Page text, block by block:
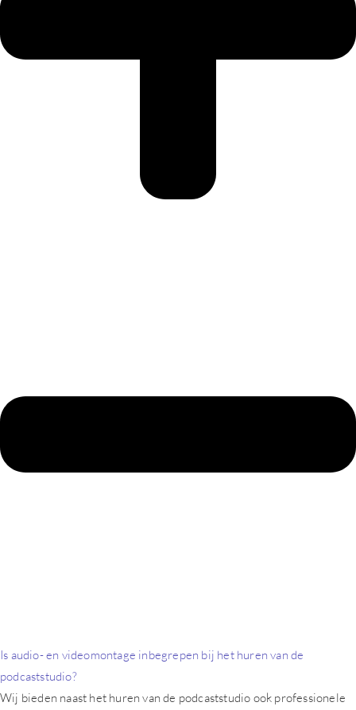
Is audio- en videomontage inbegrepen bij het huren van de
podcaststudio?
Wij bieden naast het huren van de podcaststudio ook professionele